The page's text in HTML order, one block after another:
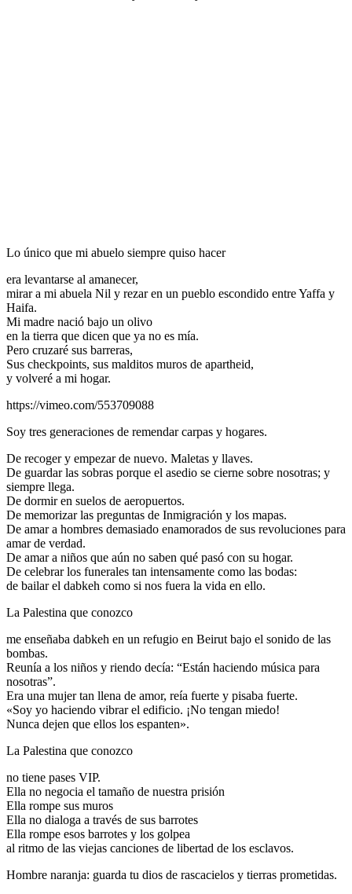
Lo único que mi abuelo siempre quiso hacer
era levantarse al amanecer,
mirar a mi abuela Nil y rezar en un pueblo escondido entre Yaffa y
Haifa.
Mi madre nació bajo un olivo
en la tierra que dicen que ya no es mía.
Pero cruzaré sus barreras,
Sus checkpoints, sus malditos muros de apartheid,
y volveré a mi hogar.
https://vimeo.com/553709088
Soy tres generaciones de remendar carpas y hogares.
De recoger y empezar de nuevo. Maletas y llaves.
De guardar las sobras porque el asedio se cierne sobre nosotras; y
siempre llega.
De dormir en suelos de aeropuertos.
De memorizar las preguntas de Inmigración y los mapas.
De amar a hombres demasiado enamorados de sus revoluciones para
amar de verdad.
De amar a niños que aún no saben qué pasó con su hogar.
De celebrar los funerales tan intensamente como las bodas:
de bailar el dabkeh como si nos fuera la vida en ello.
La Palestina que conozco
me enseñaba dabkeh en un refugio en Beirut bajo el sonido de las
bombas.
Reunía a los niños y riendo decía: “Están haciendo música para
nosotras”.
Era una mujer tan llena de amor, reía fuerte y pisaba fuerte.
«Soy yo haciendo vibrar el edificio. ¡No tengan miedo!
Nunca dejen que ellos los espanten».
La Palestina que conozco
no tiene pases VIP.
Ella no negocia el tamaño de nuestra prisión
Ella rompe sus muros
Ella no dialoga a través de sus barrotes
Ella rompe esos barrotes y los golpea
al ritmo de las viejas canciones de libertad de los esclavos.
Hombre naranja: guarda tu dios de rascacielos y tierras prometidas.